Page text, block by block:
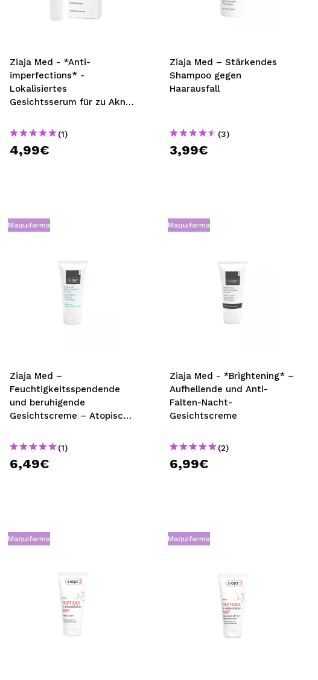
einsehen.
BENUTZERKONTO ERSTELLEN
Ziaja Med - *Anti-
imperfections* -
Lokalisiertes
Gesichtsserum für zu Akne
(1)
4,99€
Ziaja Med – Stärkendes
Shampoo gegen
Haarausfall
(3)
3,99€
Maquifarma
Ziaja Med –
Feuchtigkeitsspendende
und beruhigende
Gesichtscreme – Atopische
(1)
6,49€
Maquifarma
Ziaja Med - *Brightening* –
Aufhellende und Anti-
Falten-Nacht-
Gesichtscreme
(2)
6,99€
Maquifarma Maquifarma